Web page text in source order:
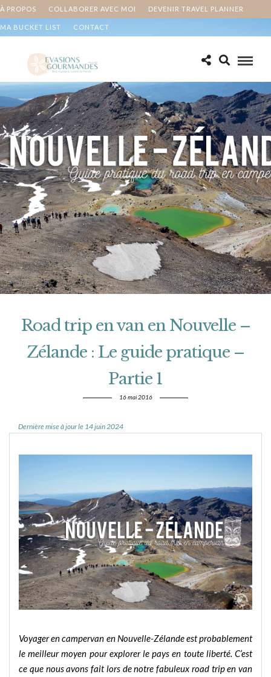
À PROPOS COLLABORER AVEC MOI DEVENIR TRAVEL PLANNER
MA BUCKET LIST CONTACT
Road trip en van en Nouvelle –
Zélande : Le guide pratique –
Partie 1
16 mai 2016
Dernière mise à jour le 14 juin 2024
Voyager en campervan en Nouvelle-Zélande est probablement
le meilleur moyen pour explorer le pays en toute liberté. C’est
ce que nous avons fait lors de notre fabuleux road trip en van